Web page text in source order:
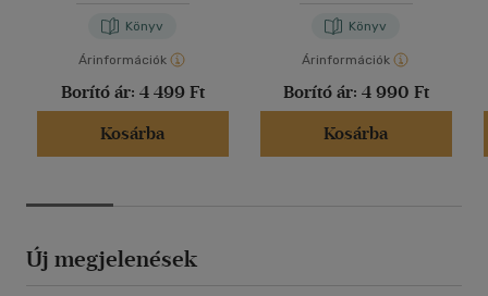
Könyv
Árinformációk
Borító ár: 4 499 Ft
Kosárba
Könyv
Árinformációk
Borító ár: 4 990 Ft
Kosárba
Új megjelenések